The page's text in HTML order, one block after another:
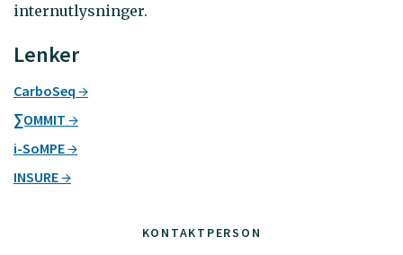
internutlysninger.
Lenker
CarboSeq
∑OMMIT
i-SoMPE
INSURE
KONTAKTPERSON